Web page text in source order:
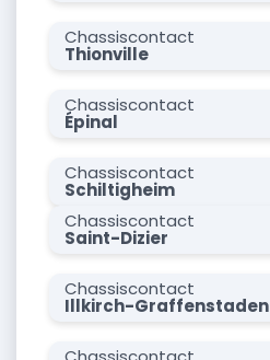
Chassiscontact
Thionville
Chassiscontact
Épinal
Chassiscontact
Schiltigheim
Chassiscontact
Saint-Dizier
Chassiscontact
Illkirch-Graffenstaden